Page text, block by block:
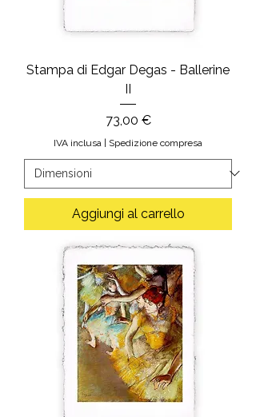
Stampa di Edgar Degas - Ballerine
II
Prezzo
73,00 €
IVA inclusa | Spedizione compresa
Aggiungi al carrello